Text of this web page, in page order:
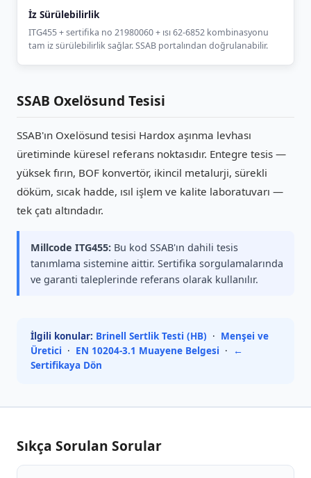
İz Sürülebilirlik
ITG455 + sertifika no 21980060 + ısı 62-6852 kombinasyonu
tam iz sürülebilirlik sağlar. SSAB portalından doğrulanabilir.
SSAB Oxelösund Tesisi
SSAB'ın Oxelösund tesisi Hardox aşınma levhası
üretiminde küresel referans noktasıdır. Entegre tesis —
yüksek fırın, BOF konvertör, ikincil metalurji, sürekli
döküm, sıcak hadde, ısıl işlem ve kalite laboratuvarı —
tek çatı altındadır.
Millcode ITG455: Bu kod SSAB'ın dahili tesis
tanımlama sistemine aittir. Sertifika sorgulamalarında
ve garanti taleplerinde referans olarak kullanılır.
İlgili konular: Brinell Sertlik Testi (HB) · Menşei ve
Üretici · EN 10204-3.1 Muayene Belgesi ·
←
Sertifikaya Dön
Sıkça Sorulan Sorular